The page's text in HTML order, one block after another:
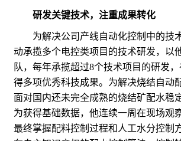
研发关键技术，注重成果转化
为解决公司产线自动化控制中的技
动承揽多个电控类项目的技术研发，以
队，每年承揽超过8个技术项目的研发
得多项优秀科技成果。为解决烧结自动
面对国内还未完全成熟的烧结矿配水稳
为获得基础数据，他连续一周在现场观
最终掌握配料控制过程和人工水分控制